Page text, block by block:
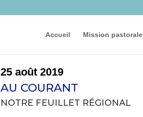
Accueil Mission pastorale
25 août 2019
AU COURANT
NOTRE FEUILLET RÉGIONAL